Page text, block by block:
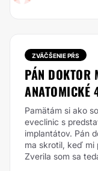
ZVÄČŠENIE PŔS
PÁN DOKTOR
ANATOMICKÉ
Pamätám si ako
eveclinic s
implantátov. Pán
ma skrotil, keď mi
Zverila som sa